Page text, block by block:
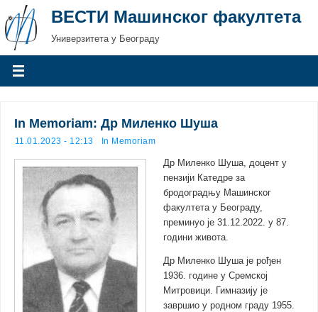
ВЕСТИ Машинског факултета
Универзитета у Београду
In Memoriam: Др Миленко Шуша
11.01.2023 - 12:13 In Memoriam
Др Миленко Шуша, доцент у
пензији Катедре за
бродоградњу Машинског
факултета у Београду,
преминуо је 31.12.2022. у 87.
години живота.
Др Миленко Шуша је рођен
1936. године у Сремској
Митровици. Гимназију је
завршио у родном граду 1955.